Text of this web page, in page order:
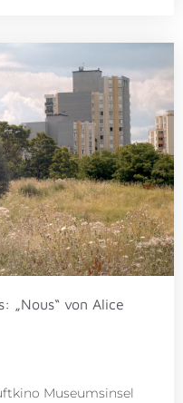
„Nous“ von Alice
Museumsinsel